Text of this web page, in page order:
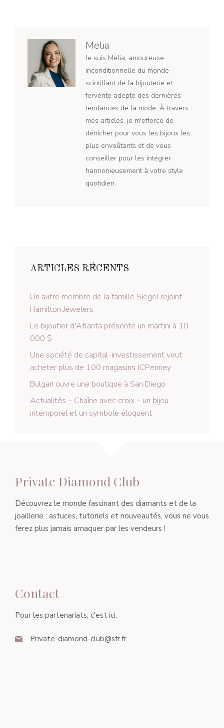
Melia
Je suis Melia, amoureuse
inconditionnelle du monde
scintillant de la bijouterie et
fervente adepte des dernières
tendances de la mode. À travers
mes articles, je m'efforce de
dénicher pour vous les bijoux les
plus envoûtants et de vous
conseiller pour les intégrer
harmonieusement à votre style
quotidien.
ARTICLES RÉCENTS
Un autre membre de la famille Siegel rejoint
Hamilton Jewelers
Le bijoutier d'Atlanta présente un martini à 10
000 $
Une société de capital-investissement veut
acheter plus de 100 magasins JCPenney
Bulgari ouvre une boutique à San Diego
Actualités – Chaîne avec croix – un bijou
intemporel et un symbole éloquent
Private Diamond Club
Découvrez le monde fascinant des diamants et de la
joaillerie : astuces, tutoriels et nouveautés, vous ne vous
ferez plus jamais arnaquer par les vendeurs !
Contact
Pour les partenariats, c'est ici.
Private-diamond-club@sfr.fr